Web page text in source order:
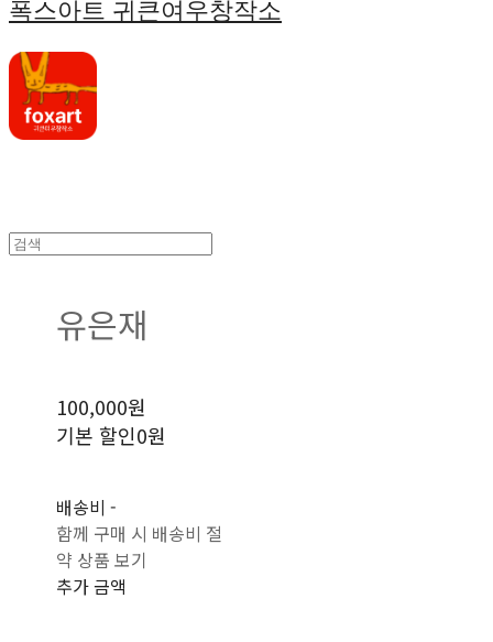
폭스아트 귀큰여우창작소
유은재
100,000원
기본 할인0원
배송비-
함께 구매 시 배송비 절
약 상품 보기
추가 금액